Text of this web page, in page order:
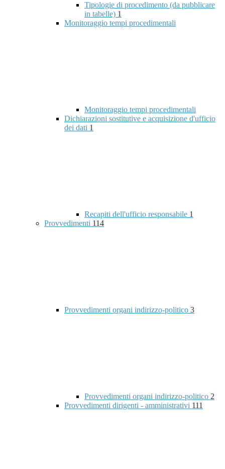
Tipologie di procedimento (da pubblicare
in tabelle) 1
Monitoraggio tempi procedimentali
Monitoraggio tempi procedimentali
Dichiarazioni sostitutive e acquisizione d'ufficio
dei dati 1
Recapiti dell'ufficio responsabile 1
Provvedimenti 114
Provvedimenti organi indirizzo-politico 3
Provvedimenti organi indirizzo-politico 2
Provvedimenti dirigenti - amministrativi 111